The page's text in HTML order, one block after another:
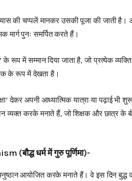
की चप्पलें मानकर उसकी पूजा की जाती
पुनः समर्पित करते हैं।
के रूप में सम्मान दिया जाता है, जो प्रत्येक
के रूप में देखता है।
देकर अपनी आध्यात्मिक यात्रा या पढ़ाई भी
व्यक्त करके मनाते हैं, जो शिक्षक और छात्र
धर्म में गुरु पूर्णिमा)-
अनुष्ठान आयोजित करके मनाते हैं। वे इस दिन